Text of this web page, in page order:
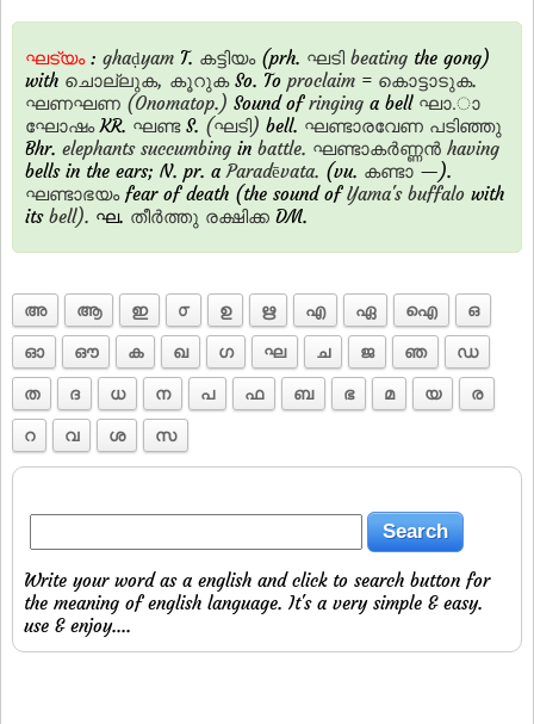
ഘട്യം: ghaḍyam T. കട്ടിയം(prh. ഘടി beating the gong)
with ചൊല്ലുക, കൂറുകSo. To proclaim = കൊട്ടാടുക.
ഘണഘണ (Onomatop.) Sound ofringing a bell ഘാ.ാ
ഘോഷംKR. ഘണ്ടS. (ഘടി) bell. ഘണ്ടാരവേണ പടിഞ്ഞു
Bhr. elephants succumbing in battle. ഘണ്ടാകര്‍ണ്ണന്‍ having
bells in the ears; N. pr. a Paradēvata. (vu. കണ്ടാ —).
ഘണ്ടാഭയംfear of death (the sound ofYama's buffalo with
its bell). ഘ. തീര്‍ത്തു രക്ഷിക്ക DM.
അ ആ ഇ ൦ ഉ ഋ എ ഏ ഐ ഒ
ഓ ഔ ക ഖ ഗ ഘ ച ജ ഞ ഡ
ത ദ ധ ന പ ഫ ബ ഭ മ യ ര
റ വ ശ സ
Write your word as a english and click to search button for
the meaning of english language. It's a very simple & easy.
use & enjoy....